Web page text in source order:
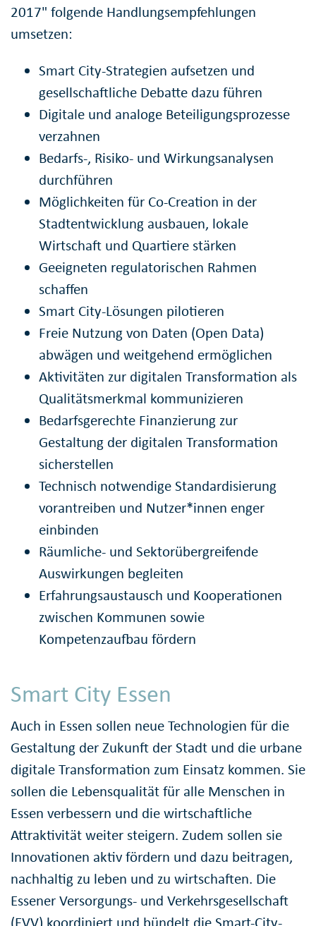
2017" folgende Handlungsempfehlungen
umsetzen:
Smart City-Strategien aufsetzen und
gesellschaftliche Debatte dazu führen
Digitale und analoge Beteiligungsprozesse
verzahnen
Bedarfs-, Risiko- und Wirkungsanalysen
durchführen
Möglichkeiten für Co-Creation in der
Stadtentwicklung ausbauen, lokale
Wirtschaft und Quartiere stärken
Geeigneten regulatorischen Rahmen
schaffen
Smart City-Lösungen pilotieren
Freie Nutzung von Daten (Open Data)
abwägen und weitgehend ermöglichen
Aktivitäten zur digitalen Transformation als
Qualitätsmerkmal kommunizieren
Bedarfsgerechte Finanzierung zur
Gestaltung der digitalen Transformation
sicherstellen
Technisch notwendige Standardisierung
vorantreiben und Nutzer*innen enger
einbinden
Räumliche- und Sektorübergreifende
Auswirkungen begleiten
Erfahrungsaustausch und Kooperationen
zwischen Kommunen sowie
Kompetenzaufbau fördern
Smart City Essen
Auch in Essen sollen neue Technologien für die
Gestaltung der Zukunft der Stadt und die urbane
digitale Transformation zum Einsatz kommen. Sie
sollen die Lebensqualität für alle Menschen in
Essen verbessern und die wirtschaftliche
Attraktivität weiter steigern. Zudem sollen sie
Innovationen aktiv fördern und dazu beitragen,
nachhaltig zu leben und zu wirtschaften. Die
Essener Versorgungs- und Verkehrsgesellschaft